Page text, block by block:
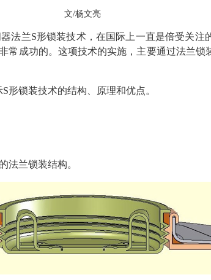
文/杨文亮
法兰S形锁装技术，在国际上一直是倍受关
常成功的。这项技术的实施，主要通过法兰锁
形锁装技术的结构、原理和优点。
法兰锁装结构。